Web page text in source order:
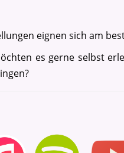
eignen sich am
es gerne selbst